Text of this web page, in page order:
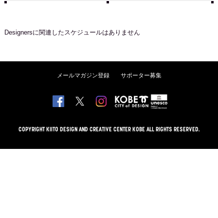
Designersに関連したスケジュールはありません
メールマガジン登録 サポーター募集
COPYRIGHT KIITO DESIGN AND CREATIVE CENTER KOBE ALL RIGHTS RESERVED.